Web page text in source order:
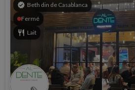
verified Beth din de Casablanca
Fermé
restaurant Lait